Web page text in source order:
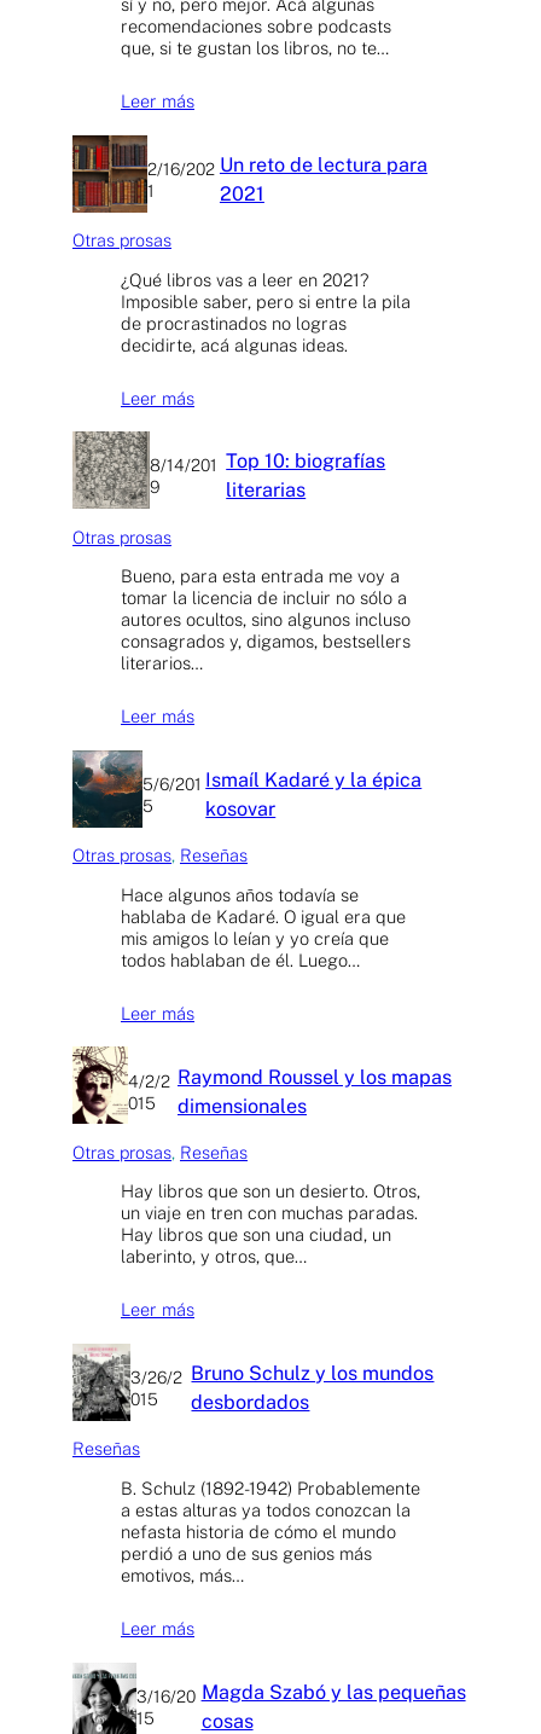
sí y no, pero mejor. Acá algunas
recomendaciones sobre podcasts
que, si te gustan los libros, no te…
Leer más
2/16/202
1
Un reto de lectura para
2021
Otras prosas
¿Qué libros vas a leer en 2021?
Imposible saber, pero si entre la pila
de procrastinados no logras
decidirte, acá algunas ideas.
Leer más
8/14/201
9
Top 10: biografías
literarias
Otras prosas
Bueno, para esta entrada me voy a
tomar la licencia de incluir no sólo a
autores ocultos, sino algunos incluso
consagrados y, digamos, bestsellers
literarios…
Leer más
5/6/201
5
Ismaíl Kadaré y la épica
kosovar
Otras prosas, Reseñas
Hace algunos años todavía se
hablaba de Kadaré. O igual era que
mis amigos lo leían y yo creía que
todos hablaban de él. Luego…
Leer más
4/2/2
015
Raymond Roussel y los mapas
dimensionales
Otras prosas, Reseñas
Hay libros que son un desierto. Otros,
un viaje en tren con muchas paradas.
Hay libros que son una ciudad, un
laberinto, y otros, que…
Leer más
3/26/2
015
Bruno Schulz y los mundos
desbordados
Reseñas
B. Schulz (1892-1942) Probablemente
a estas alturas ya todos conozcan la
nefasta historia de cómo el mundo
perdió a uno de sus genios más
emotivos, más…
Leer más
3/16/20
15
Magda Szabó y las pequeñas
cosas